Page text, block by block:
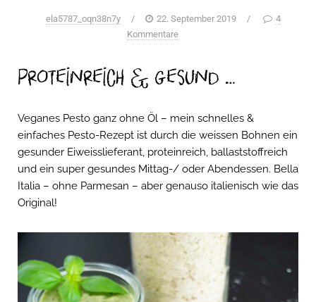
ela5787_oqn38n7y / 22. September 2019 /
4
Kommentare
proteinreich & gesund …
Veganes Pesto ganz ohne Öl – mein schnelles &
einfaches Pesto-Rezept ist durch die weissen Bohnen ein
gesunder Eiweisslieferant, proteinreich, ballaststoffreich
und ein super gesundes Mittag-/ oder Abendessen. Bella
Italia – ohne Parmesan – aber genauso italienisch wie das
Original!